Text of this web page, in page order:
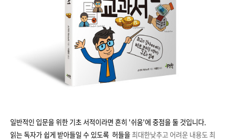
일반적인 입문을 위한 기초 서적이라면 흔히 '쉬움'에 중점을 둘 것입니다.
읽는 독자가 쉽게 받아들일 수 있도록 허들을최대한낮추고 어려운 내용도 최